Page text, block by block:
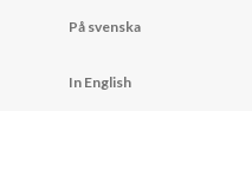
På svenska
In English